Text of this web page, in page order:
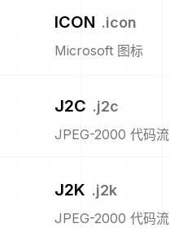
ICON .icon
Microsoft 图标
J2C .j2c
JPEG-2000 代码流
J2K .j2k
JPEG-2000 代码流